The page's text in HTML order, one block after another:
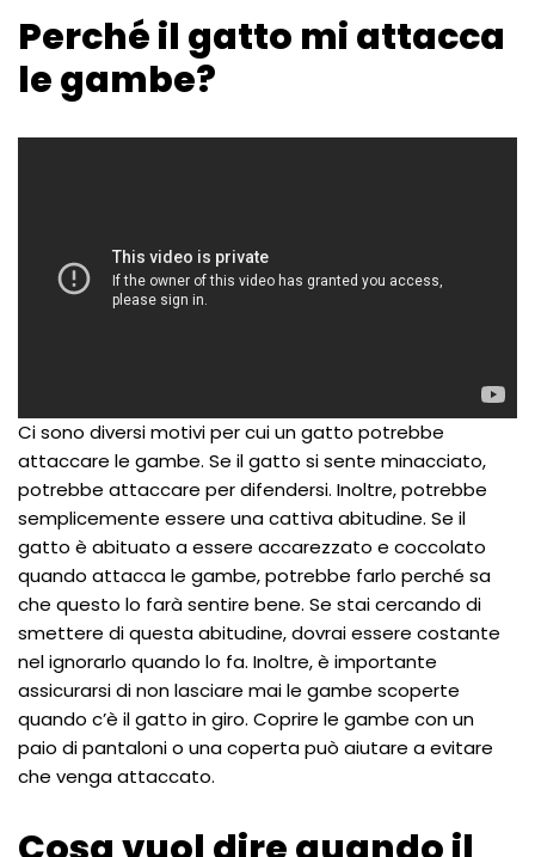
Perché il gatto mi attacca
le gambe?
Ci sono diversi motivi per cui un gatto potrebbe
attaccare le gambe. Se il gatto si sente minacciato,
potrebbe attaccare per difendersi. Inoltre, potrebbe
semplicemente essere una cattiva abitudine. Se il
gatto è abituato a essere accarezzato e coccolato
quando attacca le gambe, potrebbe farlo perché sa
che questo lo farà sentire bene. Se stai cercando di
smettere di questa abitudine, dovrai essere costante
nel ignorarlo quando lo fa. Inoltre, è importante
assicurarsi di non lasciare mai le gambe scoperte
quando c’è il gatto in giro. Coprire le gambe con un
paio di pantaloni o una coperta può aiutare a evitare
che venga attaccato.